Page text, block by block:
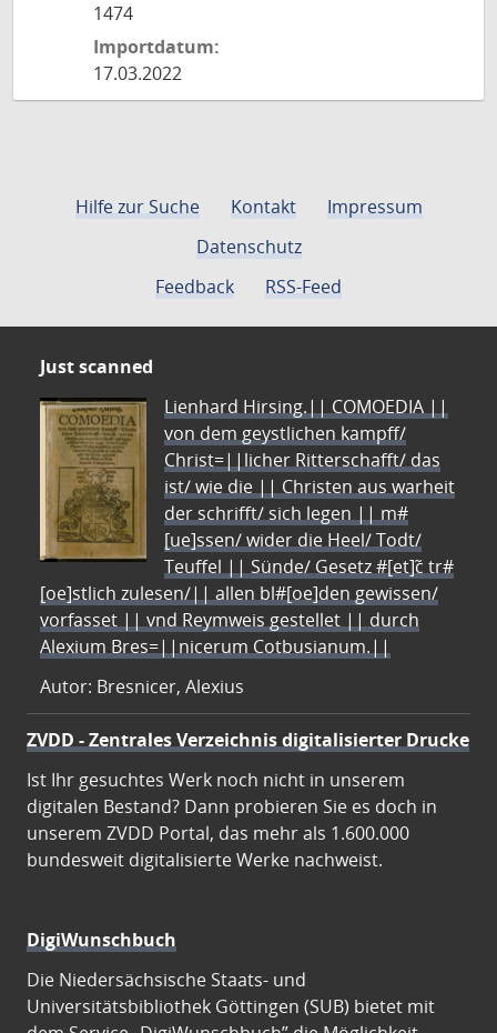
1474
Importdatum:
17.03.2022
Hilfe zur Suche Kontakt
Impressum
Datenschutz
Feedback
RSS-Feed
Just scanned
Lienhard Hirsing.|| COMOEDIA ||
von dem geystlichen kampff/
Christ=||licher Ritterschafft/ das
ist/ wie die || Christen aus warheit
der schrifft/ sich legen || m#
[ue]ssen/ wider die Heel/ Todt/
Teuffel || Sünde/ Gesetz #[et]c̃ tr#
[oe]stlich zulesen/|| allen bl#[oe]den gewissen/
vorfasset || vnd Reymweis gestellet || durch
Alexium Bres=||nicerum Cotbusianum.||
Autor: Bresnicer, Alexius
ZVDD - Zentrales Verzeichnis digitalisierter Drucke
Ist Ihr gesuchtes Werk noch nicht in unserem
digitalen Bestand? Dann probieren Sie es doch in
unserem ZVDD Portal, das mehr als 1.600.000
bundesweit digitalisierte Werke nachweist.
DigiWunschbuch
Die Niedersächsische Staats- und
Universitätsbibliothek Göttingen (SUB) bietet mit